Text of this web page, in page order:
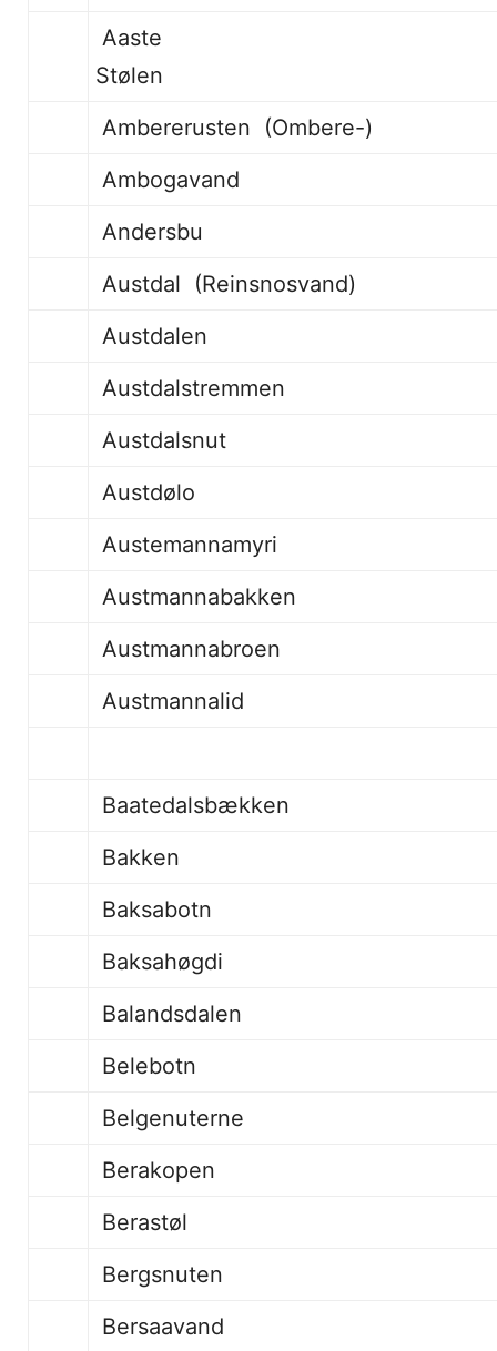
Aaste
Ambererusten (Ombere-)
Ambogavand
Andersbu
Austdal (Reinsnosvand)
Austdalstremmen
Austdalsnut
Austdølo
Austemannamyri
Austmannabakken
Austmannabroen
Baatedalsbækken
Bakken
Baksabotn
Balandsdalen
Belebotn
Belgenuterne
Berakopen
Bergsnuten
Bersaavand